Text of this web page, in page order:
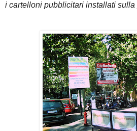
i cartelloni pubblicitari installati